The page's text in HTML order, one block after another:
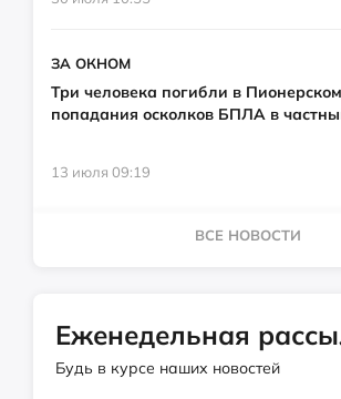
ЗА ОКНОМ
Три человека погибли в
попадания осколков БПЛА в
13 июля 09:19
ВСЕ НОВОСТИ
Еженедельная
Будь в курсе наших новостей